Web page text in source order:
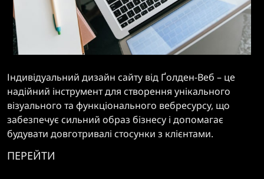
Індивідуальний дизайн сайту від Ґолден-Веб – це
надійний інструмент для створення унікального
візуального та функціонального вебресурсу, що
забезпечує сильний образ бізнесу і допомагає
будувати довготривалі стосунки з клієнтами.
ПЕРЕЙТИ